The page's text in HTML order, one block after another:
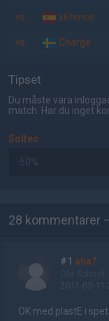
vs. x6tence
vs. Charge
Tipset
Du måste vara
match. Har du inget
Soltec
50%
28 kommentarer
#1 aha?
2011-05-11
OK med plastE i